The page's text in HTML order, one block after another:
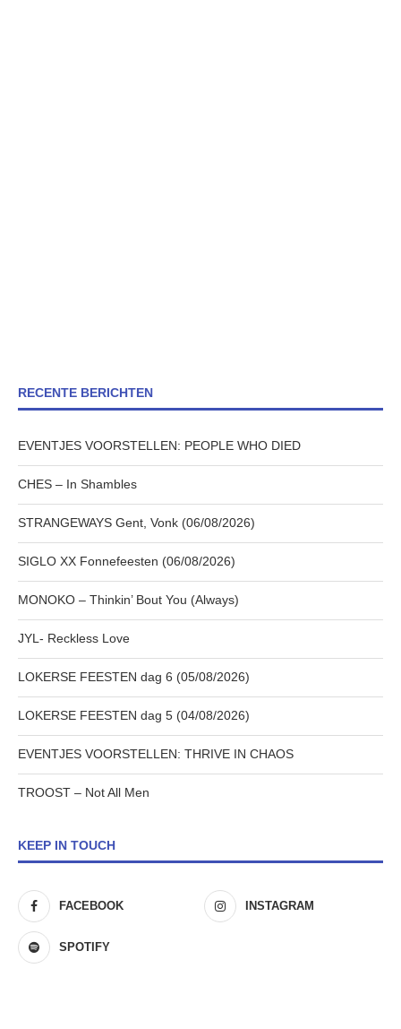
RECENTE BERICHTEN
EVENTJES VOORSTELLEN: PEOPLE WHO DIED
CHES – In Shambles
STRANGEWAYS Gent, Vonk (06/08/2026)
SIGLO XX Fonnefeesten (06/08/2026)
MONOKO – Thinkin’ Bout You (Always)
JYL- Reckless Love
LOKERSE FEESTEN dag 6 (05/08/2026)
LOKERSE FEESTEN dag 5 (04/08/2026)
EVENTJES VOORSTELLEN: THRIVE IN CHAOS
TROOST – Not All Men
KEEP IN TOUCH
FACEBOOK INSTAGRAM
SPOTIFY